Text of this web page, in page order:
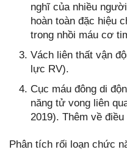
nghĩ của nhiều
hoàn toàn đặc hiệu
trong nhồi máu cơ
Vách liên thất vận
lực RV).
Cục máu đông di
năng tử vong liên
2019). Thêm về
Phân tích rối loạn chức